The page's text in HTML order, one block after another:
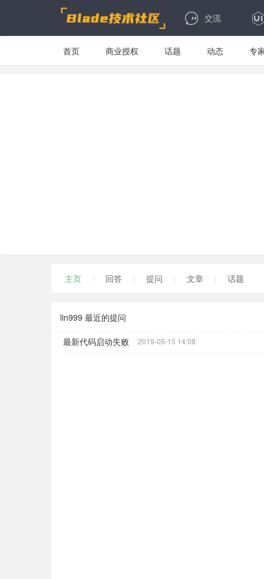
交流
首页 商业授权 话题 动态 专
主页 回答 提问 文章 话题
lin999 最近的提问
最新代码启动失败 2019-05-15 14:08